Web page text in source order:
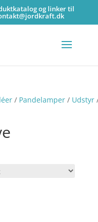
og linker til
/ Pandelamper/ Udstyr